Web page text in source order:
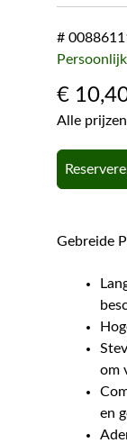
#
€
Alle
Gebreide
om
en